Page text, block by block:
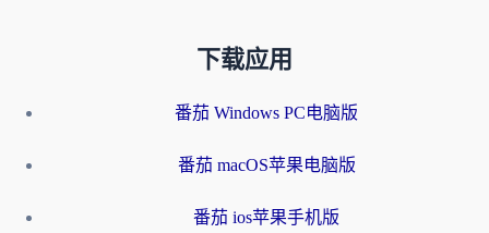
下载应用
番茄 Windows PC电脑版
番茄 macOS苹果电脑版
番茄 ios苹果手机版